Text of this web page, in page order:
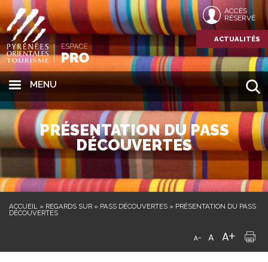
MENU
ACCÈS
RÉSERVÉ
ACTUALITÉS
PRÉSENTATION DU PASS
DÉCOUVERTES
ACCUEIL » REGARDS SUR » PASS DÉCOUVERTES » PRÉSENTATION DU PASS
DÉCOUVERTES